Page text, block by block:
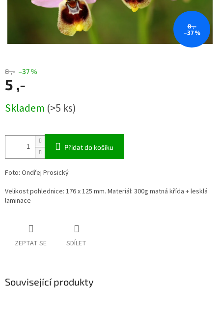
8 ,-
–37 %
8 ,- –37 %
5 ,-
cena:
Skladem (>5 ks)
Přidat do košíku
Foto: Ondřej Prosický
Velikost pohlednice: 176 x 125 mm. Materiál: 300g matná křída + lesklá
laminace
ZEPTAT SE SDÍLET
Související produkty